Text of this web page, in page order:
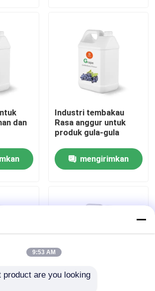
dan
Industri tembakau
Rasa anggur untuk
produk gula-gula
mengirimkan
9:53 AM
product are you looking